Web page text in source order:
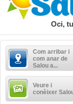
Oci,
Com arribar i
com anar de
Salou a...
Veure i
conèixer